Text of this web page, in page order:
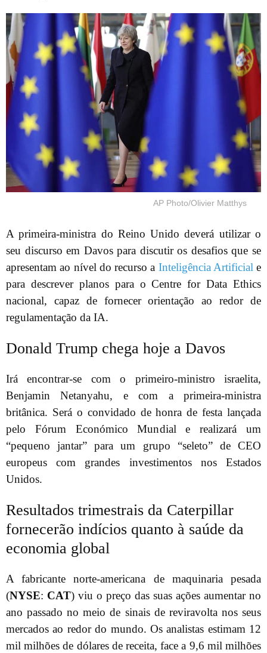
AP Photo/Olivier Matthys
A primeira-ministra do Reino Unido deverá utilizar o
seu discurso em Davos para discutir os desafios que se
apresentam ao nível do recurso a Inteligência Artificial e
para descrever planos para o Centre for Data Ethics
nacional, capaz de fornecer orientação ao redor de
regulamentação da IA.
Donald Trump chega hoje a Davos
Irá encontrar-se com o primeiro-ministro israelita,
Benjamin Netanyahu, e com a primeira-ministra
britânica. Será o convidado de honra de festa lançada
pelo Fórum Económico Mundial e realizará um
“pequeno jantar” para um grupo “seleto” de CEO
europeus com grandes investimentos nos Estados
Unidos.
Resultados trimestrais da Caterpillar
fornecerão indícios quanto à saúde da
economia global
A fabricante norte-americana de maquinaria pesada
(NYSE: CAT) viu o preço das suas ações aumentar no
ano passado no meio de sinais de reviravolta nos seus
mercados ao redor do mundo. Os analistas estimam 12
mil milhões de dólares de receita, face a 9,6 mil milhões